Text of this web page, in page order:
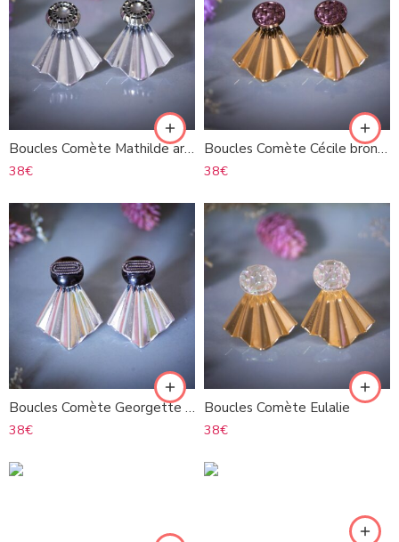
Boucles Comète Mathilde argenté
38€
Boucles Comète Cécile bronze
38€
Boucles Comète Georgette noir
38€
Boucles Comète Eulalie
38€